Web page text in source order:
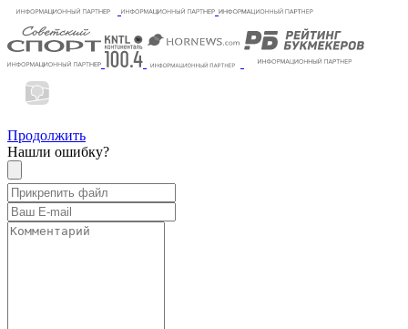
Продолжить
Нашли ошибку?